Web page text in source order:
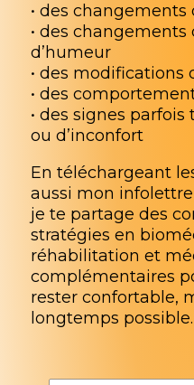
• des changements
• des changements
d’humeur
• des
• des
• des signes
ou d’inconfort
En téléchargeant
aussi mon
je te partage des
stratégies en
réhabilitation et
complémentaires
rester confortable,
longtemps possible.